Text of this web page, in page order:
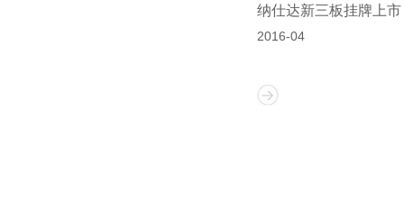
纳仕达新三板挂牌上市
2016-04